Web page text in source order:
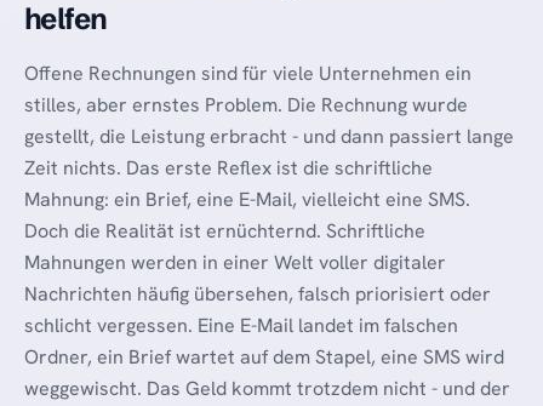
helfen
Offene Rechnungen sind für viele Unternehmen ein
stilles, aber ernstes Problem. Die Rechnung wurde
gestellt, die Leistung erbracht - und dann passiert lange
Zeit nichts. Das erste Reflex ist die schriftliche
Mahnung: ein Brief, eine E-Mail, vielleicht eine SMS.
Doch die Realität ist ernüchternd. Schriftliche
Mahnungen werden in einer Welt voller digitaler
Nachrichten häufig übersehen, falsch priorisiert oder
schlicht vergessen. Eine E-Mail landet im falschen
Ordner, ein Brief wartet auf dem Stapel, eine SMS wird
weggewischt. Das Geld kommt trotzdem nicht - und der